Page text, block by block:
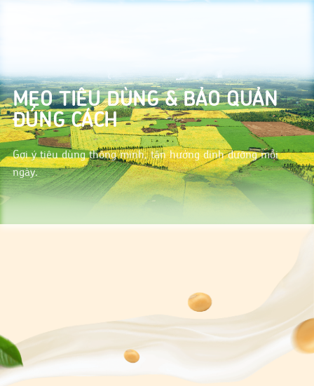
MẸO TIÊU DÙNG & BẢO QUẢN
ĐÚNG CÁCH
Gợi ý tiêu dùng thông minh, tận hưởng dinh dưỡng mỗi
ngày.